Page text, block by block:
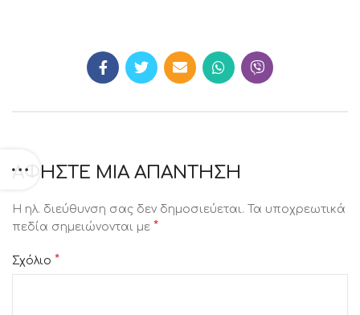
ΑΦΉΣΤΕ ΜΙΑ ΑΠΆΝΤΗΣΗ
Η ηλ. διεύθυνση σας δεν δημοσιεύεται.
Τα υποχρεωτικά
πεδία σημειώνονται με *
Σχόλιο *